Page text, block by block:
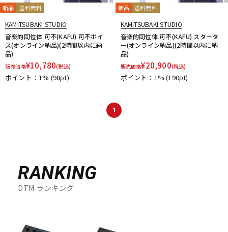
新品 送料無料
KAMITSUBAKI STUDIO
音楽的同位体 可不(KAFU) 可不ボイ
ス(オンライン納品)(2時間以内に納
品)
販売価格¥10,780(税込)
ポイント：1% (98pt)
新品 送料無料
KAMITSUBAKI STUDIO
音楽的同位体 可不(KAFU) スタータ
ー(オンライン納品)(2時間以内に納
品)
販売価格¥20,900(税込)
ポイント：1%(190pt)
1
RANKING
DTM ランキング